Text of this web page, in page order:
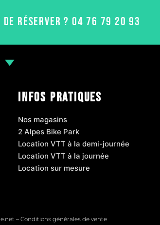
DE RÉSERVER ? 04 76 79 20 93
INFOS PRATIQUES
Nos magasins
2 Alpes Bike Park
Location VTT à la demi-journée
Location VTT à la journée
Location sur mesure
–Conditions générales de vente